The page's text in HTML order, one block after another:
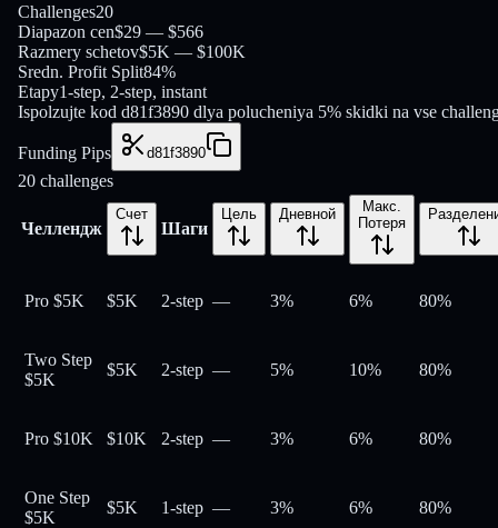
Challenges20
Diapazon cen$29 — $566
Razmery schetov$5K — $100K
Sredn. Profit Split84%
Etapy1-step, 2-step, instant
Ispolzujte kod d81f3890 dlya polucheniya 5% skidki na vse
Funding Pips d81f3890
20 challenges
Челлендж
Счет
Шаги
Цель Дневной
Макс.
Потеря
Pro $5K $5K 2-step — 3% 6% 80%
Two Step
$5K
$5K 2-step — 5% 10% 80%
Pro $10K $10K 2-step — 3% 6% 80%
One Step
$5K
$5K 1-step — 3% 6% 80%